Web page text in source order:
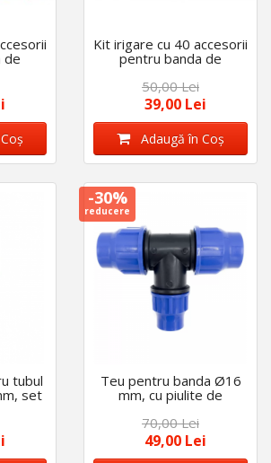
de
Kit irigare cu 40 accesorii
pentru banda de
picurare de 16 mm
50,00 Lei
39,00 Lei
Adaugă în Coş
tubul
set
-30%
reducere
Teu pentru banda Ø16
mm, cu piulite de
strangere, set 25 buc
70,00 Lei
49,00 Lei